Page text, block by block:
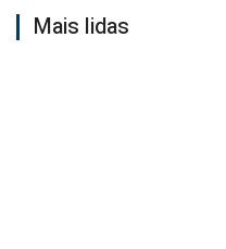
Mais lidas